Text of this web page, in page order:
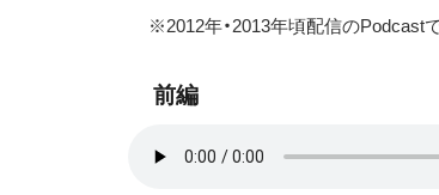
※2012年・2013年頃配信のPodcast
前編